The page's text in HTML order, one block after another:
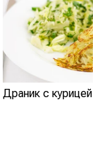
Драник с курицей